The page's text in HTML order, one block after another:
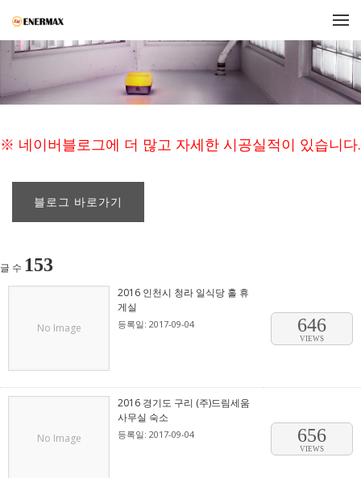
※ 네이버블로그에 더 많고 자세한 시공실적이 있습니다.
블로그 바로가기
글 수 153
No Image
2016 인천시 청라 일식당 홀 휴
게실
등록일: 2017-09-04 646
VIEWS
No Image
2016 경기도 구리 (주)드림세움
사무실 숙소
등록일: 2017-09-04 656
VIEWS